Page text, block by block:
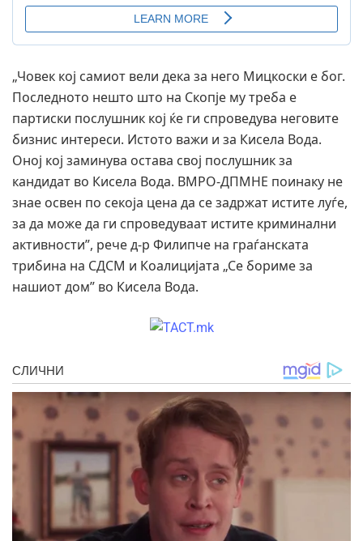
„Човек кој самиот вели дека за него Мицкоски е бог.
Последното нешто што на Скопје му треба е
партиски послушник кој ќе ги спроведува неговите
бизнис интереси. Истото важи и за Кисела Вода.
Оној кој заминува остава свој послушник за
кандидат во Кисела Вода. ВМРО-ДПМНЕ поинаку не
знае освен по секоја цена да се задржат истите луѓе,
за да може да ги спроведуваат истите криминални
активности”, рече д-р Филипче на граѓанската
трибина на СДСМ и Коалицијата „Се бориме за
нашиот дом” во Кисела Вода.